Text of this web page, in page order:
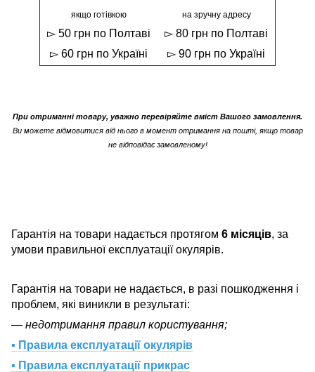
якщо готівкою
▻ 50 грн по Полтаві
▻ 60 грн по Україні
на зручну адресу
▻ 80 грн по Полтаві
▻ 90 грн по Україні
При отриманні товару, уважно перевіряйте вміст Вашого замовлення.
Ви можете відмовитися від нього в момент отримання на пошті, якщо товар
не відповідає замовленому!
Гарантія на товари надається протягом 6 місяців, за
умови правильної експлуатації окулярів.
Гарантія на товари не надається, в разі пошкодження і
проблем, які виникли в результаті:
— недотримання правил користування;
▪ Правила експлуатації окулярів
▪ Правила експлуатації прикрас